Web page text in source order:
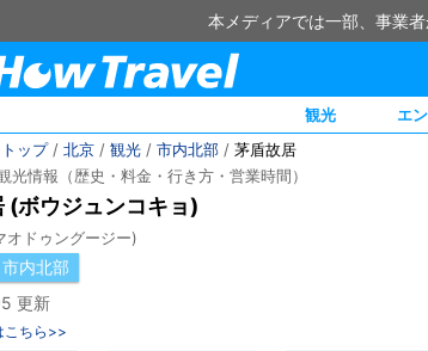
本メディアでは一部、事業
観光 エ
ップ/ 北京 / 観光 / 市内北部 / 茅盾故居
光情報（歴史・料金・行き方・営業時間）
(ボウジュンコキョ)
オドゥングージー)
市内北部
更新
こちら>>